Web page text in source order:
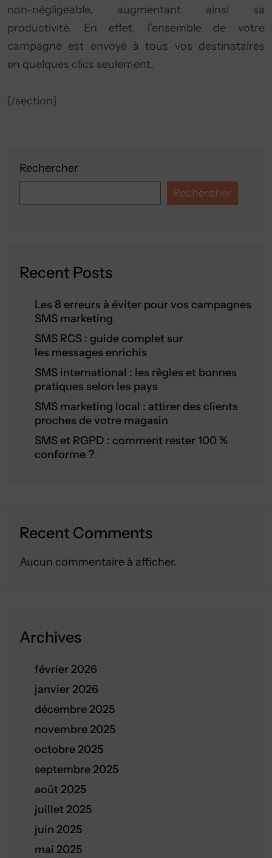
Rechercher
Rechercher
Recent Posts
Les 8 erreurs à éviter pour vos campagnes
SMS marketing
SMS RCS : guide complet sur
les messages enrichis
SMS international : les règles et bonnes
pratiques selon les pays
SMS marketing local : attirer des clients
proches de votre magasin
SMS et RGPD : comment rester 100 %
conforme ?
Recent Comments
Aucun commentaire à afficher.
Archives
février 2026
janvier 2026
décembre 2025
novembre 2025
octobre 2025
septembre 2025
août 2025
juillet 2025
juin 2025
mai 2025
non-négligeable, augmentant ainsi sa
productivité. En effet, l’ensemble de votre
campagne est envoyé à tous vos destinataires
en quelques clics seulement.
[/section]